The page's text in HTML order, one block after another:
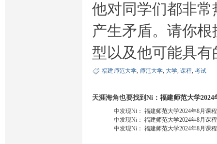
他对同学们都非
产生矛盾。请你
型以及他可能具
福建师范大学 师范大学 大学 课程 考试
天涯海角也要找到Ni： 福建师范大学
中发现Ni： 福建师范大学2024年8月课
中发现Ni： 福建师范大学2024年8月课
中发现Ni： 福建师范大学2024年8月课